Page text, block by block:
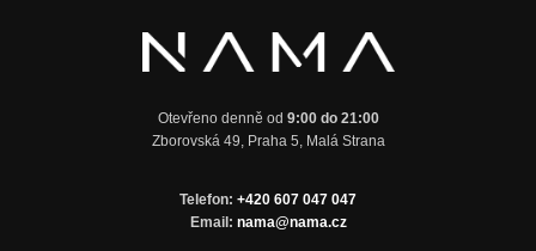
Otevřeno denně od 9:00 do 21:00
Zborovská 49, Praha 5, Malá Strana
Telefon: +420 607 047 047
Email: nama@nama.cz